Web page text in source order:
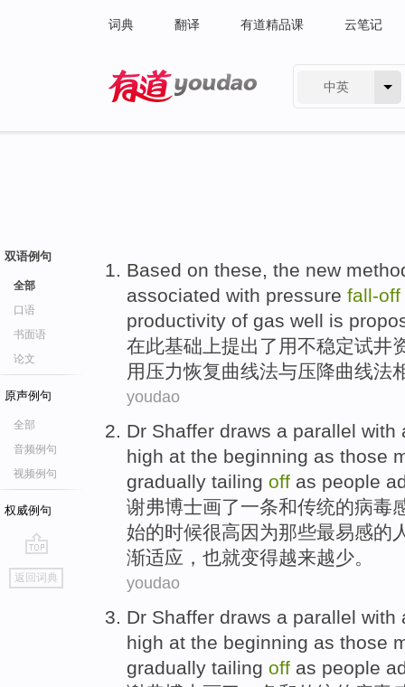
词典 翻译 有道精品课 云笔记
中英
双语例句
全部
口语
书面语
论文
原声例句
全部
音频例句
视频例句
权威例句
go
top
返回词典
Based on these, the new
associated with pressure fall-off
productivity of gas well is
在此基础 上提出了用不稳定试井
用 压力恢复曲线法与压降曲线法
youdao
Dr Shaffer draws a parallel with
high at the beginning as those
gradually tailing off as people
谢弗博士画了一条和传统的病毒
始的时候很高因为那些最易感的
渐适应 ，也就变得越来越少。
youdao
Dr Shaffer draws a parallel with
high at the beginning as those
gradually tailing off as people